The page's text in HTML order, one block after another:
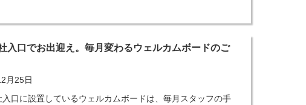
入口でお出迎え。毎月変わるウェルカムボードのご
月25日
入口に設置しているウェルカムボードは、毎月スタッフの手